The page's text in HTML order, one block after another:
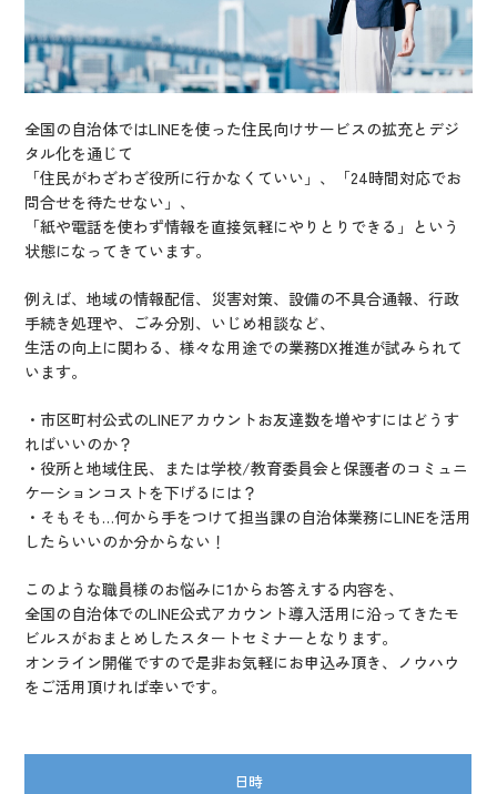
全国の自治体ではLINEを使った住民向けサービスの拡充とデジ
タル化を通じて
「住民がわざわざ役所に行かなくていい」、「24時間対応でお
問合せを待たせない」、
「紙や電話を使わず情報を直接気軽にやりとりできる」という
状態になってきています。
例えば、地域の情報配信、災害対策、設備の不具合通報、行政
手続き処理や、ごみ分別、いじめ相談など、
生活の向上に関わる、様々な用途での業務DX推進が試みられて
います。
・市区町村公式のLINEアカウントお友達数を増やすにはどうす
ればいいのか？
・役所と地域住民、または学校/教育委員会と保護者のコミュニ
ケーションコストを下げるには？
・そもそも…何から手をつけて担当課の自治体業務にLINEを活用
したらいいのか分からない！
このような職員様のお悩みに1からお答えする内容を、
全国の自治体でのLINE公式アカウント導入活用に沿ってきたモ
ビルスがおまとめしたスタートセミナーとなります。
オンライン開催ですので是非お気軽にお申込み頂き、ノウハウ
をご活用頂ければ幸いです。
日時